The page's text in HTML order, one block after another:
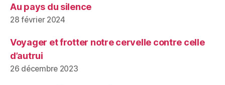
Au pays du silence
28 février 2024
Voyager et frotter notre cervelle contre celle
d’autrui
26 décembre 2023